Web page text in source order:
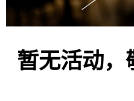
暂无活动，